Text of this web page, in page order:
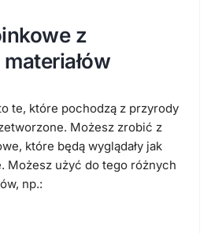
z
te, które pochodzą z przyrody
Możesz zrobić z
które będą wyglądały jak
Możesz użyć do tego różnych
np.: